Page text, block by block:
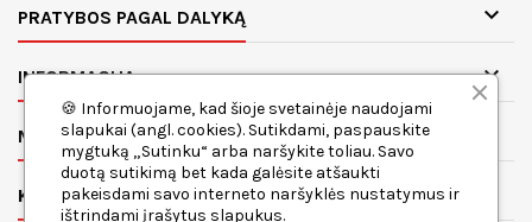
PRATYBOS PAGAL DALYKĄ 
INFORMACIJA 
MANO PASKYRA
KONTAKTAI
🍪 Informuojame, kad šioje svetainėje naudojami
slapukai (angl. cookies). Sutikdami, paspauskite
mygtuką „Sutinku“ arba naršykite toliau. Savo
duotą sutikimą bet kada galėsite atšaukti
pakeisdami savo interneto naršyklės nustatymus ir
ištrindami įrašytus slapukus.